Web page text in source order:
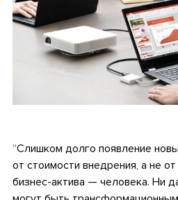
“Слишком долго появление
от стоимости внедрения, а не
бизнес-актива — человека. Ни